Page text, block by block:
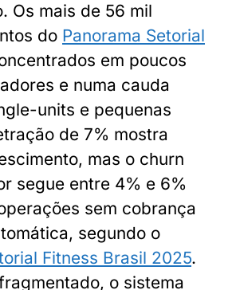
Os mais de 56 mil
do Panorama Setorial
em poucos
e numa cauda
units e pequenas
de 7% mostra
mas o churn
segue entre 4% e 6%
sem cobrança
segundo o
Fitness Brasil 2025.
o sistema